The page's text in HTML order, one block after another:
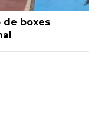
de boxes